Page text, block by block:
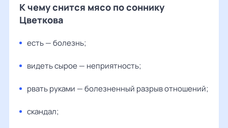
К чему снится мясо по соннику
Цветкова
есть — болезнь;
видеть сырое — неприятность;
рвать руками — болезненный разрыв отношений;
скандал;